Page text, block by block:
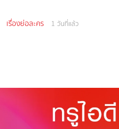
เรื่องย่อละคร 1 วันที่แล้ว